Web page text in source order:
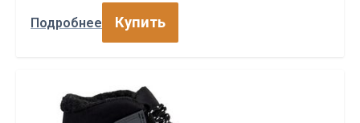
Подробнее Купить